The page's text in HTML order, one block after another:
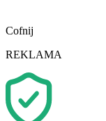
Cofnij
REKLAMA